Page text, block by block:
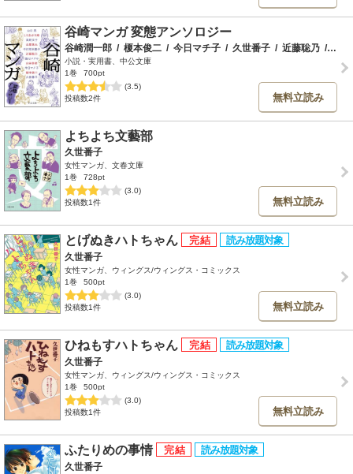
谷崎マンガ 変態アンソロジー
谷崎潤一郎 / 榎本俊二 / 今日マチ子 / 久世番子 / 近藤聡乃 / しり
小説・実用書、中公文庫
1巻
700pt
(3.5)
投稿数2件
無料立読み
よちよち文藝部
久世番子
女性マンガ、文春文庫
1巻
728pt
(3.0)
投稿数1件
無料立読み
とげぬきハトちゃん
久世番子
女性マンガ、ウィングス/ウィングス・コミックス
1巻
500pt
(3.0)
投稿数1件
無料立読み
ひねもすハトちゃん
久世番子
女性マンガ、ウィングス/ウィングス・コミックス
1巻
500pt
(3.0)
投稿数1件
無料立読み
ふたりめの事情
久世番子